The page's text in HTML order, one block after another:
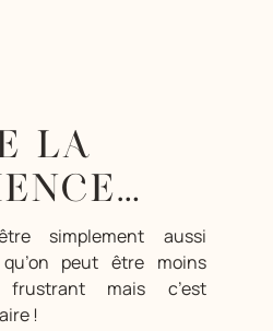
LA
simplement aussi
peut être moins
frustrant mais c’est
!